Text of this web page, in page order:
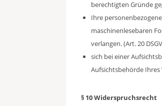
berechtigten Gründe
Ihre
maschinenlesebaren
verlangen. (Art. 20
sich bei einer
Aufsichtsbehörde Ihres
§ 10 Widerspruchsrecht